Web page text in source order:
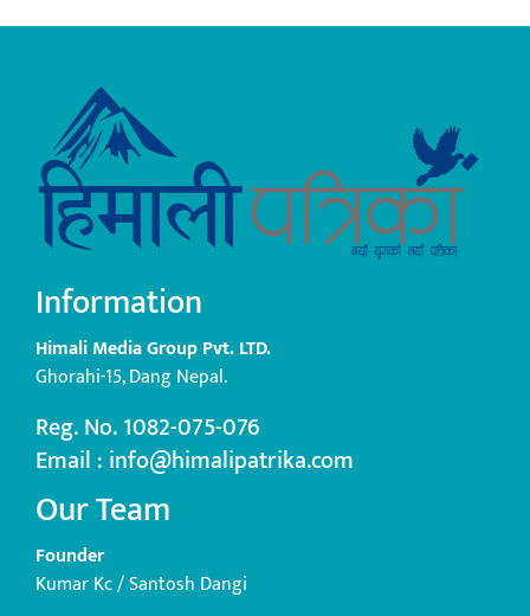
Information
Himali Media Group Pvt. LTD.
Ghorahi-15, Dang Nepal.
Reg. No. 1082-075-076
Email : info@himalipatrika.com
Our Team
Founder
Kumar Kc / Santosh Dangi